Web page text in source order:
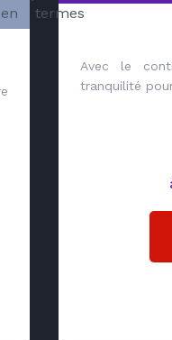
termes
Avec le
tranquilité